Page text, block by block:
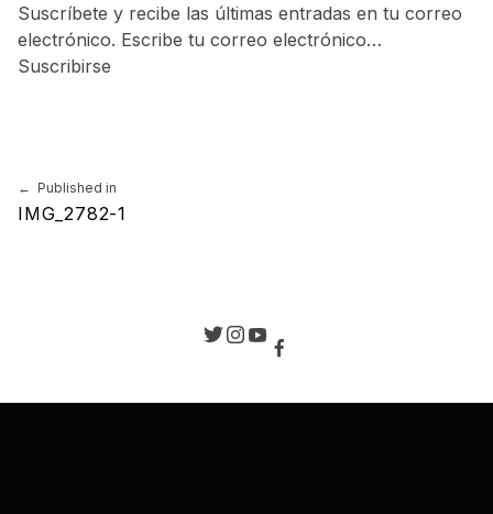
Suscríbete y recibe las últimas entradas en tu correo
electrónico. Escribe tu correo electrónico…
Suscribirse
Navegación de entradas
Published in
IMG_2782-1